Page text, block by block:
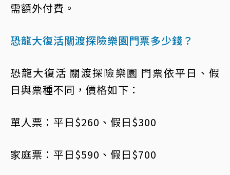
需額外付費。
恐龍大復活關渡探險樂園門票多少錢？
恐龍大復活 關渡探險樂園 門票依平日、假
日與票種不同，價格如下：
單人票：平日$260、假日$300
家庭票：平日$590、假日$700